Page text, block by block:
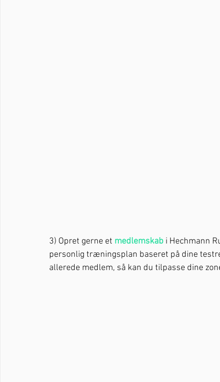
3) Opret gerne et medlemskab i Hechmann
personlig træningsplan baseret på dine
allerede medlem, så kan du tilpasse dine